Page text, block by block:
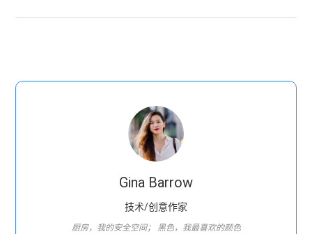
Gina Barrow
技术/创意作家
厨房，我的安全空间； 黑色，我最喜欢的颜色